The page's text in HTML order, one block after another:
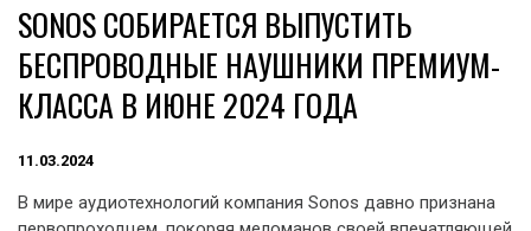
SONOS СОБИРАЕТСЯ ВЫПУСТИТЬ
БЕСПРОВОДНЫЕ НАУШНИКИ ПРЕМИУМ-
КЛАССА В ИЮНЕ 2024 ГОДА
11.03.2024
В мире аудиотехнологий компания Sonos давно признана